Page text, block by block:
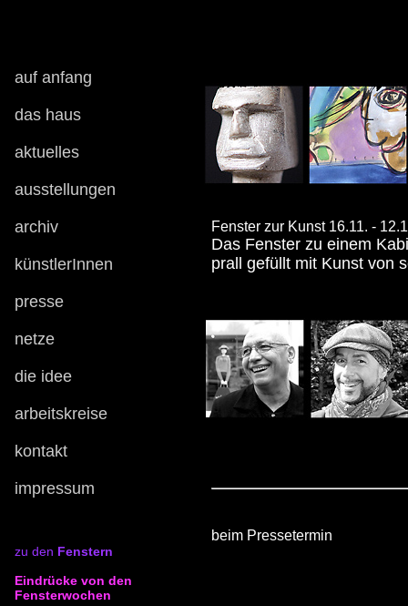
auf anfang
das haus
aktuelles
ausstellungen
archiv Fenster zur Kunst 16.11. -
Das Fenster zu einem
prall gefüllt mit Kunst von
künstlerInnen
presse
netze
die idee
arbeitskreise
kontakt
impressum
zu den Fenstern
Eindrücke von den
Fensterwochen
beim Pressetermin